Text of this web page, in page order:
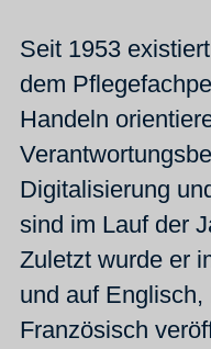
Seit 1953
dem
Handeln
Digitalisierung
sind im Lauf der
Zuletzt wurde er
und auf
Französisch